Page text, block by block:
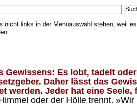
nicht links in der Menüauswahl stehen, weil
Gewissens: Es lobt, tadelt
Daher lässt das
werden. Jeder hat eine
oder der Hölle trennt.